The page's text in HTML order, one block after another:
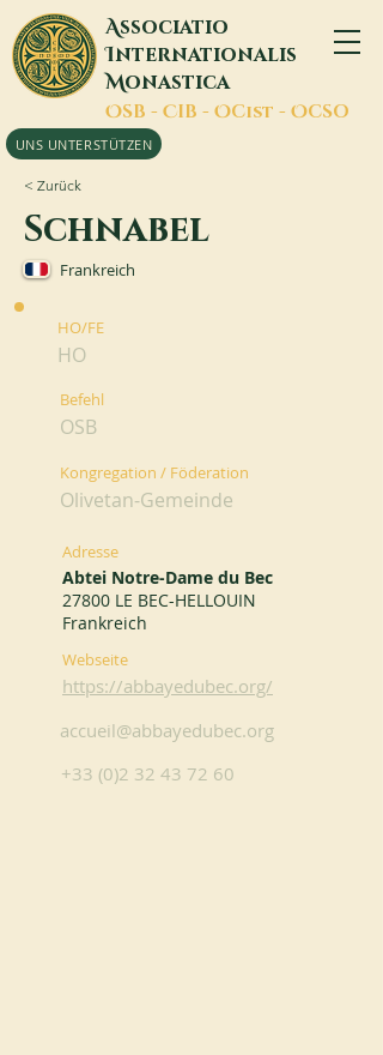
Associatio
Internationalis
Monastica
OSB - CIB - OCist - OCSO
UNS UNTERSTÜTZEN
< Zurück
Schnabel
Frankreich
HO/FE
HO
Befehl
OSB
Kongregation / Föderation
Olivetan-Gemeinde
Adresse
Abtei Notre-Dame du Bec
27800 LE BEC-HELLOUIN
Frankreich
Webseite
https://abbayedubec.org/
accueil@abbayedubec.org
+33 (0)2 32 43 72 60